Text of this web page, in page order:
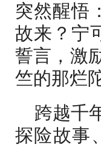
突然醒悟
故来？宁
誓言，激
竺的那烂
跨越千
探险故事